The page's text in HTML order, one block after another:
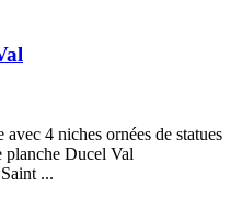
4 niches ornées de statues
planche Ducel Val
...